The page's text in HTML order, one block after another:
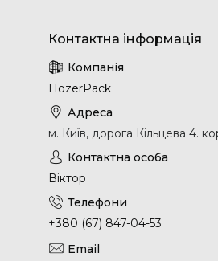
HozerPack
м. Київ, дорога Кільцева 4.
Віктор
+380 (67) 847-04-53